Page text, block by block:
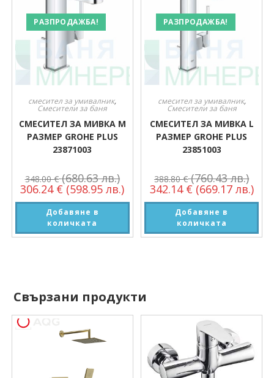
РАЗПРОДАЖБА!
смесител за умивалник,
Смесители за баня
СМЕСИТЕЛ ЗА МИВКА M
РАЗМЕР GROHE PLUS
23871003
348.00€ (680.63 лв.)
306.24 € (598.95 лв.)
Добавяне в
количката
РАЗПРОДАЖБА!
смесител за умивалник,
Смесители за баня
СМЕСИТЕЛ ЗА МИВКА L
РАЗМЕР GROHE PLUS
23851003
388.80€ (760.43 лв.)
342.14 € (669.17 лв.)
Добавяне в
количката
Свързани продукти